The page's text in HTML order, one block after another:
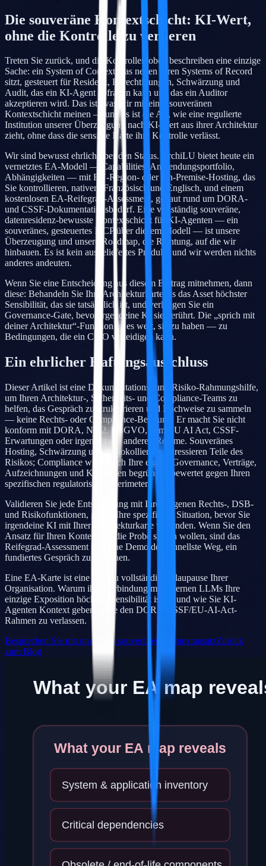
Die souveräne Kontextschicht: KI-Wert,
ohne die Kontrolle zu verlieren
Treten Sie zurück, und die Kontrollen oben beschreiben eine einzige
Sache: ein System of Context, das neben Ihren Systems of Record
sitzt, gesteuert für Residenz, Berechtigungen, Schwärzung und
Audit, das ein KI-Agent abfragen kann und das ein Auditor
akzeptieren wird. Das ist, was wir mit einer souveränen
Kontextschicht meinen — und es ist die Art, wie eine regulierte
Institution unserer Überzeugung nach KI-Wert aus ihrer Architektur
zieht, ohne dass die sensible Karte ihre Kontrolle verlässt.
Wir sind bewusst ehrlich über den Status. ArchiLU bietet heute ein
vernetztes EA-Modell — Capabilities, Anwendungsportfolio,
Abhängigkeiten — mit EU-Region- oder On-Premise-Hosting, das
Sie kontrollieren, nativem Französisch und Englisch, und einem
kostenlosen EA-Reifegrad-Assessment, gebaut rund um DORA-
und CSSF-Dokumentationsbedarf. Eine vollständig souveräne,
datenresidenz-bewusste Kontextschicht für KI-Agenten — ein
souveränes, gesteuertes MCP über diesem Modell — ist unsere
Überzeugung und unsere Roadmap, die Richtung, auf die wir
hinbauen. Es ist kein ausgeliefertes Produkt, und wir werden nichts
anderes andeuten.
Wenn Sie eine Entscheidung aus diesem Beitrag mitnehmen, dann
diese: Behandeln Sie Ihre Architekturkarte als das Asset höchster
Sensibilität, das sie tatsächlich ist, und verlangen Sie ein
Governance-Gate, bevor irgendeine KI sie berührt. Die „sprich mit
deiner Architektur“-Funktion ist es wert, sie zu haben — zu
Bedingungen, die ein CISO verteidigen kann.
Ein ehrlicher Haftungsausschluss
Dieser Artikel ist eine Dokumentations- und Risiko-Rahmungshilfe,
um Ihren Architektur-, Sicherheits- und Compliance-Teams zu
helfen, das Gespräch zu strukturieren und Nachweise zu sammeln
— keine Rechts- oder Compliance-Beratung. Er macht Sie nicht
konform mit DORA, NIS2, DSGVO, dem EU AI Act, CSSF-
Erwartungen oder irgendeinem anderen Regime. Souveränes
Hosting, Schwärzung und Protokollierung adressieren Teile des
Risikos; Compliance wird durch Ihre eigene Governance, Verträge,
Aufzeichnungen und Kontrollen begründet, bewertet gegen Ihren
spezifischen regulatorischen Perimeter.
Validieren Sie jede Entscheidung mit Ihren eigenen Rechts-, DSB-
und Risikofunktionen, gegen Ihre spezifische Situation, bevor Sie
irgendeine KI mit Ihrer Architekturkarte verbinden. Wenn Sie den
Ansatz für Ihren Kontext auf die Probe stellen wollen, sind das
Reifegrad-Assessment und eine Demo der schnellste Weg, ein
fundiertes Gespräch zu beginnen.
Eine EA-Karte ist eine nahezu vollständige Blaupause Ihrer
Organisation. Warum ihre Verbindung mit externen LLMs Ihre
einzige Exposition höchster Sensibilität ist — und wie Sie KI-
Agenten Kontext geben, ohne den DORA/CSSF/EU-AI-Act-
Rahmen zu verlassen.
Besprechen Sie mit uns einen souveränen KontextansatzZurück
zum Blog